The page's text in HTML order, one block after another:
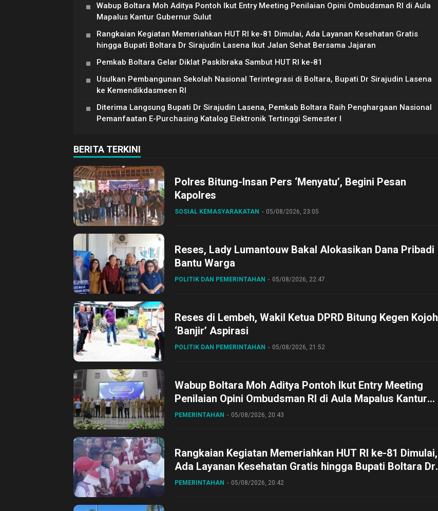
Wabup Boltara Moh Aditya Pontoh Ikut Entry Meeting Penilaian Opini Ombudsman RI di Aula
Mapalus Kantur Gubernur Sulut
Rangkaian Kegiatan Memeriahkan HUT RI ke-81 Dimulai, Ada Layanan Kesehatan Gratis
hingga Bupati Boltara Dr Sirajudin Lasena Ikut Jalan Sehat Bersama Jajaran
Pemkab Boltara Gelar Diklat Paskibraka Sambut HUT RI ke-81
Usulkan Pembangunan Sekolah Nasional Terintegrasi di Boltara, Bupati Dr Sirajudin Lasena
ke Kemendikdasmeen RI
Diterima Langsung Bupati Dr Sirajudin Lasena, Pemkab Boltara Raih Penghargaan Nasional
Pemanfaatan E-Purchasing Katalog Elektronik Tertinggi Semester I
BERITA TERKINI
Polres Bitung-Insan Pers ‘Menyatu’, Begini Pesan
Kapolres
SOSIAL KEMASYARAKATAN 05/08/2026, 23:05
Reses, Lady Lumantouw Bakal Alokasikan Dana Pribadi
Bantu Warga
POLITIK DAN PEMERINTAHAN 05/08/2026, 22:47
Reses di Lembeh, Wakil Ketua DPRD Bitung Kegen Kojoh
‘Banjir’ Aspirasi
POLITIK DAN PEMERINTAHAN 05/08/2026, 21:52
Wabup Boltara Moh Aditya Pontoh Ikut Entry Meeting
Penilaian Opini Ombudsman RI di Aula Mapalus Kantur
Gubernur Sulut
PEMERINTAHAN 05/08/2026, 20:43
Rangkaian Kegiatan Memeriahkan HUT RI ke-81 Dimulai,
Ada Layanan Kesehatan Gratis hingga Bupati Boltara Dr
Sirajudin Lasena Ikut Jalan Sehat Bersama Jajaran
PEMERINTAHAN 05/08/2026, 20:42